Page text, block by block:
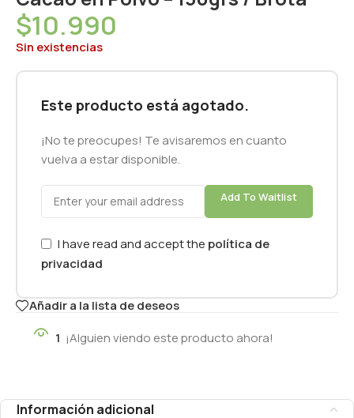
$10.990
Sin existencias
Este producto está agotado.
¡No te preocupes! Te avisaremos en cuanto
vuelva a estar disponible.
Add To Waitlist
I have read and accept the política de
privacidad
Añadir a la lista de deseos
1 ¡Alguien viendo este producto ahora!
Información adicional